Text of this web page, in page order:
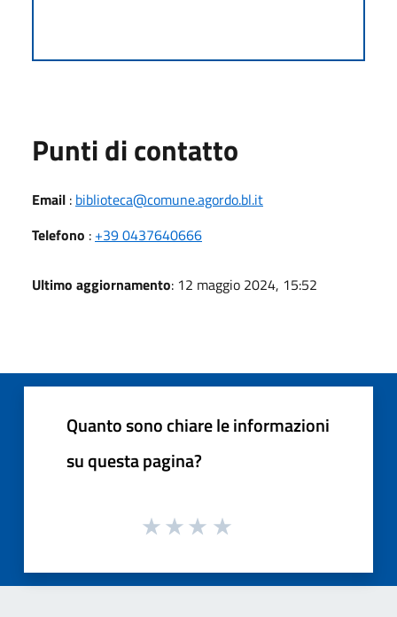
Punti di contatto
Email : biblioteca@comune.agordo.bl.it
Telefono : +39 0437640666
Ultimo aggiornamento: 12 maggio 2024, 15:52
Quanto sono chiare le informazioni
su questa pagina?